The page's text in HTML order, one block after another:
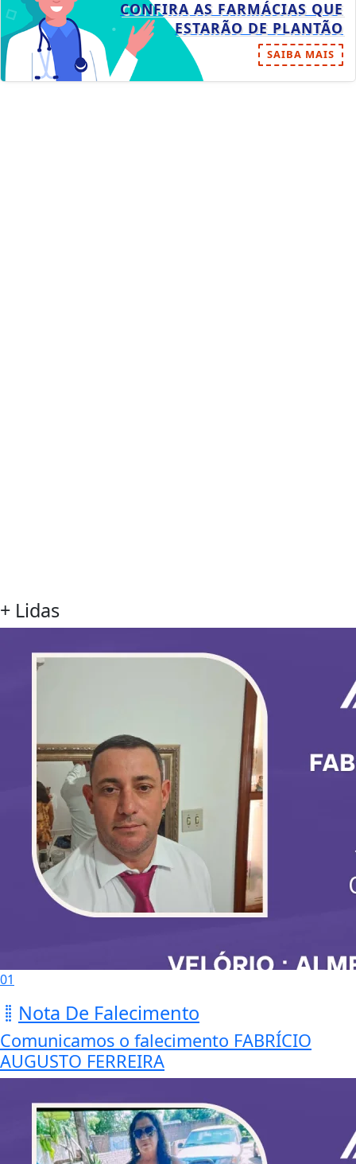
CONFIRA AS FARMÁCIAS QUE
ESTARÃO DE PLANTÃO
SAIBA MAIS
+ Lidas
01
Nota De Falecimento
Comunicamos o falecimento FABRÍCIO
AUGUSTO FERREIRA